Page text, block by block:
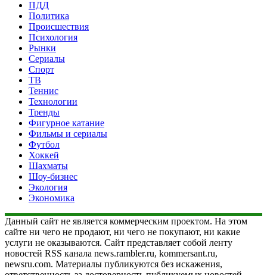
ПДД
Политика
Происшествия
Психология
Рынки
Сериалы
Спорт
ТВ
Теннис
Технологии
Тренды
Фигурное катание
Фильмы и сериалы
Футбол
Хоккей
Шахматы
Шоу-бизнес
Экология
Экономика
Данный сайт не является коммерческим проектом. На этом
сайте ни чего не продают, ни чего не покупают, ни какие
услуги не оказываются. Сайт представляет собой ленту
новостей RSS канала news.rambler.ru, kommersant.ru,
newsru.com. Материалы публикуются без искажения,